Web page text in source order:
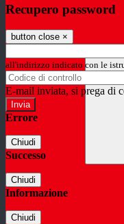
Recupero password
button close ×
all'indirizzo indicato con le
E-mail inviata, si prega di
Errore
Chiudi
Successo
Chiudi
Informazione
Chiudi